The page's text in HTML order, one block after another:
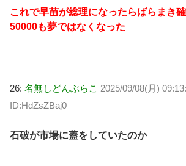
これで早苗が総理になったらばらまき
50000も夢ではなくなった
26: 名無しどんぶらこ 2025/09/08(月)
ID:HdZsZBaj0
石破が市場に蓋をしていたのか